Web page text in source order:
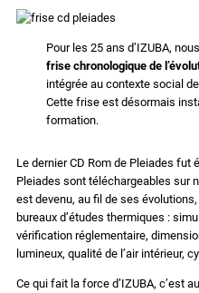
Pour les 25 ans d’IZUBA,
frise chronologique de
intégrée au contexte social
Cette frise est désormais
formation.
Le dernier CD Rom de Pleiades fut
Pleiades sont téléchargeables sur
est devenu, au fil de ses
bureaux d’études thermiques :
vérification réglementaire,
lumineux, qualité de l’air intérieur,
Ce qui fait la force d’IZUBA, c’est